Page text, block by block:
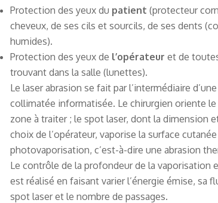
Protection des yeux du patient (protecteur
cheveux, de ses cils et sourcils, de ses dents
humides).
Protection des yeux de l’opérateur et de
trouvant dans la salle (lunettes).
Le laser abrasion se fait par l’intermédiaire
collimatée informatisée. Le chirurgien oriente le
zone à traiter ; le spot laser, dont la dimension
choix de l’opérateur, vaporise la surface cutanée
photovaporisation, c’est-à-dire une abrasion
Le contrôle de la profondeur de la vaporisation
est réalisé en faisant varier l’énergie émise, sa
spot laser et le nombre de passages.